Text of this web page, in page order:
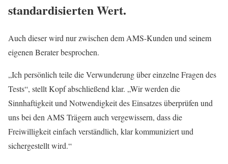
standardisierten Wert.
Auch dieser wird nur zwischen dem AMS-Kunden und seinem
eigenen Berater besprochen.
„Ich persönlich teile die Verwunderung über einzelne Fragen des
Tests“, stellt Kopf abschließend klar. „Wir werden die
Sinnhaftigkeit und Notwendigkeit des Einsatzes überprüfen und
uns bei den AMS Trägern auch vergewissern, dass die
Freiwilligkeit einfach verständlich, klar kommuniziert und
sichergestellt wird.“